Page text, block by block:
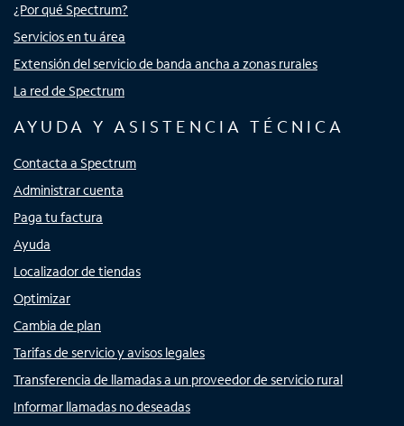
¿Por qué Spectrum?
Servicios en tu área
Extensión del servicio de banda ancha a zonas rurales
La red de Spectrum
AYUDA Y ASISTENCIA TÉCNICA
Contacta a Spectrum
Administrar cuenta
Paga tu factura
Ayuda
Localizador de tiendas
Optimizar
Cambia de plan
Tarifas de servicio y avisos legales
Transferencia de llamadas a un proveedor de servicio rural
Informar llamadas no deseadas